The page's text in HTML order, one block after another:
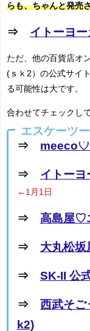
らも、ちゃんと発売
⇒ イトーヨ
ただ、他の百貨店オ
(ｓｋ2）の公式サイ
る可能性は大です。
合わせてチェックし
エスケーツ
⇒ meeco♡
⇒ イトー
←1月1日
⇒ 高島屋♡
⇒ 大丸松
⇒ SK-II 公
⇒ 西武そ
k2)